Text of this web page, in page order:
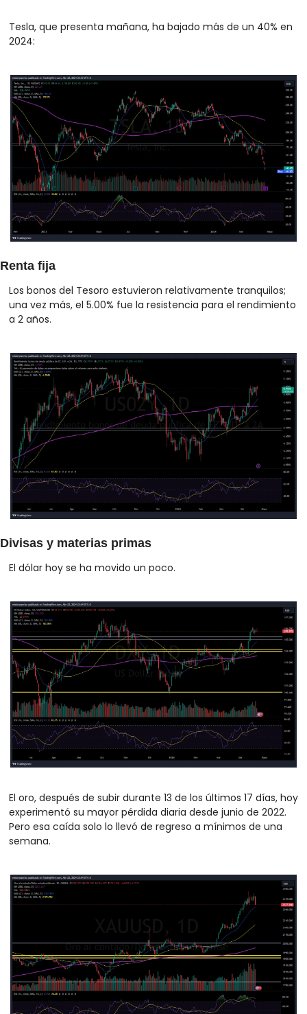
Tesla, que presenta mañana, ha bajado más de un 40% en
2024:
Renta fija
Los bonos del Tesoro estuvieron relativamente tranquilos;
una vez más, el 5.00% fue la resistencia para el rendimiento
a 2 años.
Divisas y materias primas
El dólar hoy se ha movido un poco.
El oro, después de subir durante 13 de los últimos 17 días, hoy
experimentó su mayor pérdida diaria desde junio de 2022.
Pero esa caída solo lo llevó de regreso a mínimos de una
semana.